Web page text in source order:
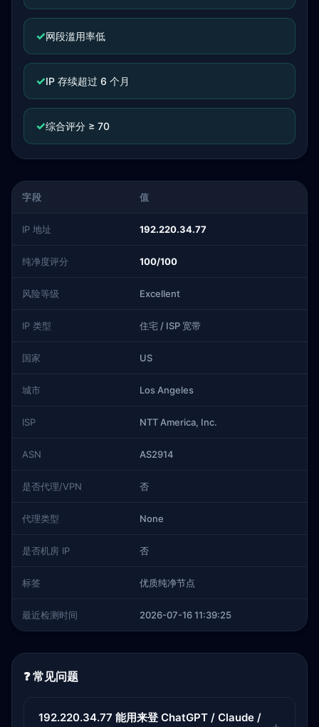
✓网段滥用率低
✓IP 存续超过 6 个月
✓综合评分 ≥ 70
字段 值
IP 地址 192.220.34.77
纯净度评分 100/100
风险等级 Excellent
IP 类型 住宅 / ISP 宽带
国家 US
城市 Los Angeles
ISP NTT America, Inc.
ASN AS2914
是否代理/VPN 否
代理类型 None
是否机房 IP 否
标签 优质纯净节点
最近检测时间 2026-07-16 11:39:25
❓ 常见问题
192.220.34.77 能用来登 ChatGPT / Claude /